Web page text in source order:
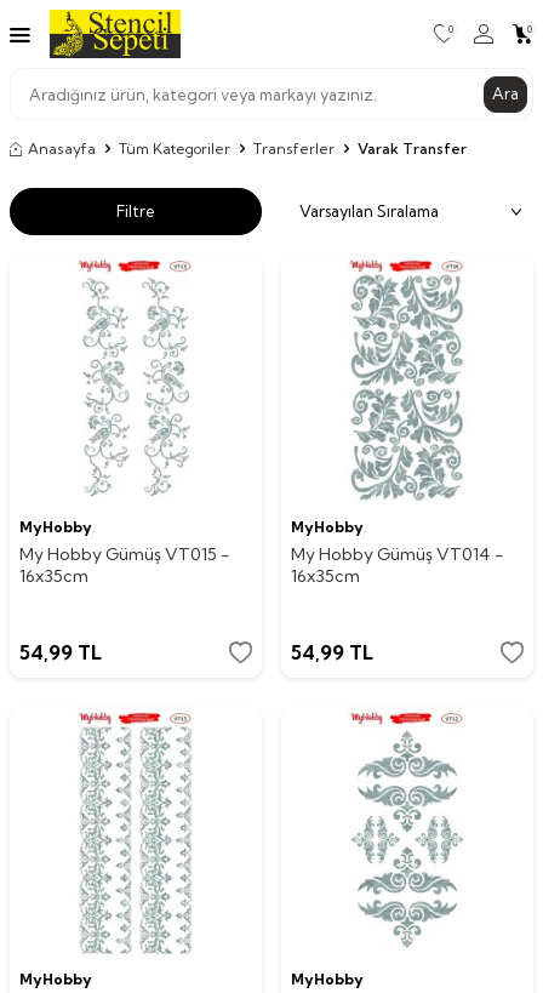
Ara
0 0
Anasayfa Tüm Kategoriler Transferler Varak Transfer
Filtre
MyHobby
My Hobby Gümüş VT015 -
16x35cm
54,99 TL
MyHobby
My Hobby Gümüş VT014 -
16x35cm
54,99 TL
MyHobby MyHobby